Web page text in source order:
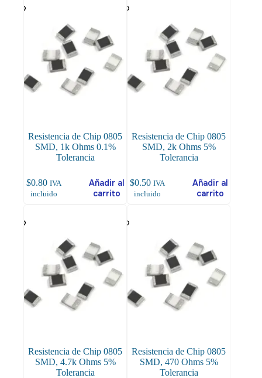
Resistencia de Chip 0805
SMD, 1k Ohms 0.1%
Tolerancia
$0.80 IVA
incluido
Añadir al
carrito
Resistencia de Chip 0805
SMD, 2k Ohms 5%
Tolerancia
$0.50 IVA
incluido
Añadir al
carrito
Resistencia de Chip 0805
SMD, 4.7k Ohms 5%
Tolerancia
Resistencia de Chip 0805
SMD, 470 Ohms 5%
Tolerancia